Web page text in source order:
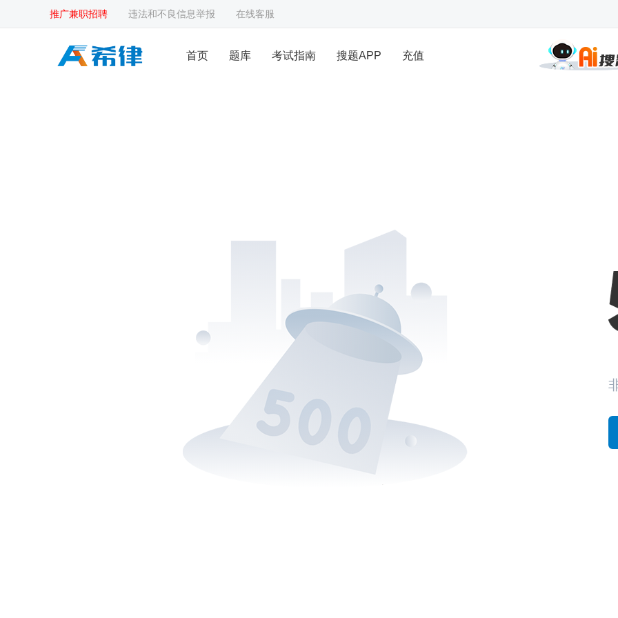
推广兼职招聘 违法和不良信息举报 在线客服
首页 题库 考试指南 搜题APP 充值